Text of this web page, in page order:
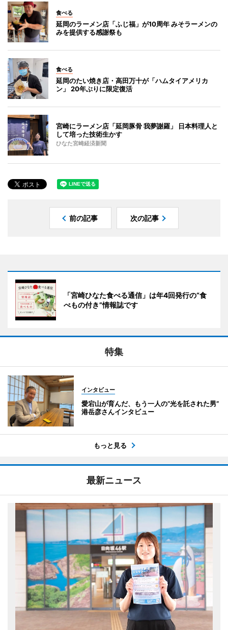
食べる
延岡のラーメン店「ふじ福」が10周年 みそラーメンの
みを提供する感謝祭も
食べる
延岡のたい焼き店・高田万十が「ハムタイアメリカ
ン」 20年ぶりに限定復活
宮崎にラーメン店「延岡豚骨 我夢謝羅」 日本料理人と
して培った技術生かす
ひなた宮崎経済新聞
前の記事 次の記事
「宮崎ひなた食べる通信」は年4回発行の“食
べもの付き”情報誌です
特集
インタビュー
愛宕山が育んだ、もう一人の“光を託された男”
港岳彦さんインタビュー
もっと見る
最新ニュース